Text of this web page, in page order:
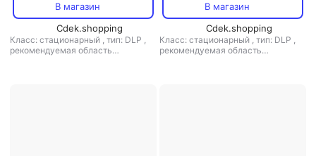
В магазин
Cdek.shopping
Класс: стационарный , тип: DLP ,
рекомендуемая область
В магазин
Cdek.shopping
Класс: стационарный , тип: DLP ,
рекомендуемая область